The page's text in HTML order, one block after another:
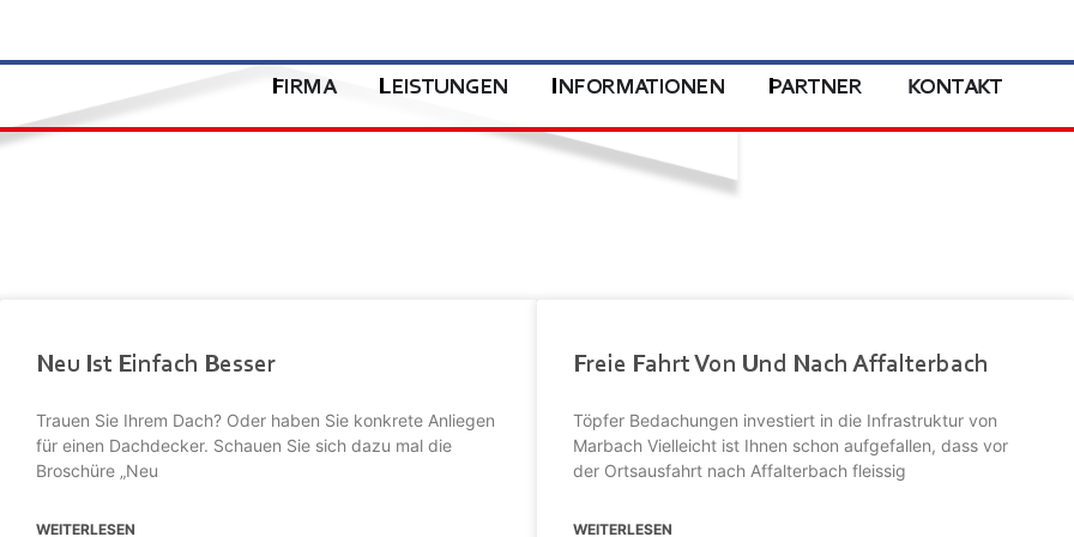
FIRMA LEISTUNGEN INFORMATIONEN PARTNER KONTAKT
Neu Ist Einfach Besser
Trauen Sie Ihrem Dach? Oder haben Sie konkrete Anliegen
für einen Dachdecker. Schauen Sie sich dazu mal die
Broschüre „Neu
WEITERLESEN
Freie Fahrt Von Und Nach Affalterbach
Töpfer Bedachungen investiert in die Infrastruktur von
Marbach Vielleicht ist Ihnen schon aufgefallen, dass vor
der Ortsausfahrt nach Affalterbach fleissig
WEITERLESEN